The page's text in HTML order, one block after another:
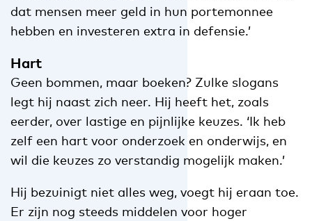
dat mensen meer geld in hun portemonnee
hebben en investeren extra in defensie.’
Hart
Geen bommen, maar boeken? Zulke slogans
legt hij naast zich neer. Hij heeft het, zoals
eerder, over lastige en pijnlijke keuzes. ‘Ik heb
zelf een hart voor onderzoek en onderwijs, en
wil die keuzes zo verstandig mogelijk maken.’
Hij bezuinigt niet alles weg, voegt hij eraan toe.
Er zijn nog steeds middelen voor hoger